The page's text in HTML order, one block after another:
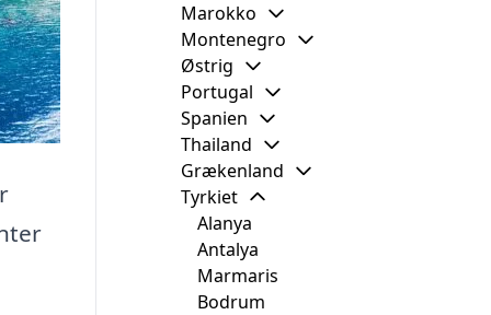
Marokko
Montenegro
Østrig
Portugal
Spanien
Thailand
Grækenland
Tyrkiet
Alanya
Antalya
Marmaris
Bodrum